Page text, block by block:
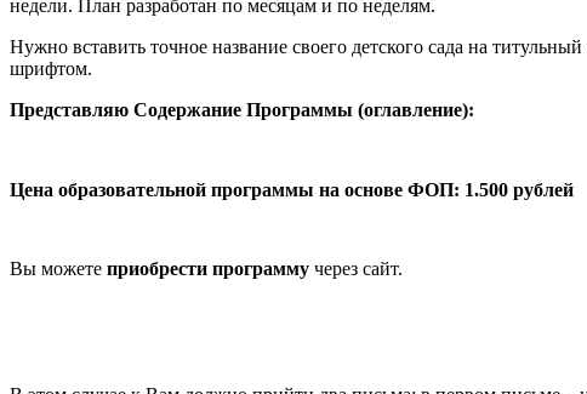
недели. План разработан по месяцам и по неделям.
Нужно вставить точное название своего детского сада на
шрифтом.
Представляю Содержание Программы (оглавление):
Цена образовательной программы на основе ФОП: 1.500 рублей
Вы можете приобрести программу через сайт.